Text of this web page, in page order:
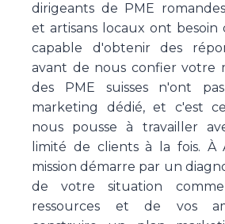
dirigeants de PME
et artisans locaux ont besoin
capable d'obtenir des
avant de nous confier votre
des PME suisses n'ont
marketing dédié, et c'est
nous pousse à travailler
limité de clients à la fois. À
mission démarre par un
de votre situation
ressources et de vos